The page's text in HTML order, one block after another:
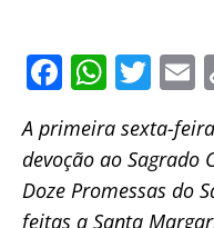
F
a
c
e
b
W
at
s
A
T
itt
er
E
m
l
A primeira sexta-
devoção ao Sagrado
Doze Promessas do
feitas a Santa